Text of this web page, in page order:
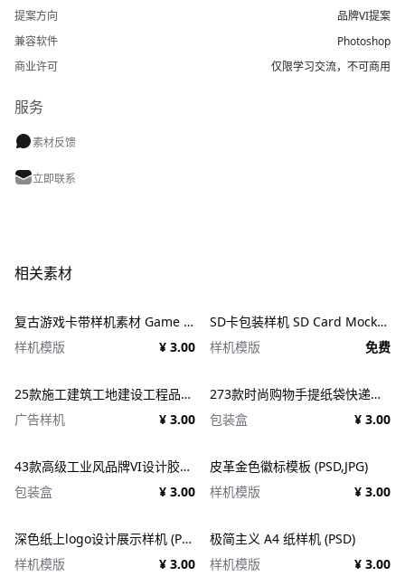
提案方向
品牌VI提案
兼容软件
Photoshop
商业许可
仅限学习交流，不可商用
服务
素材反馈
立即联系
相关素材
复古游戏卡带样机素材 Game Cartridge Mockup Bundle Retro
样机模版
¥ 3.00
SD卡包装样机 SD Card Mockup
样机模版
免费
25款施工建筑工地建设工程品牌VI应用设计ps样机素材展示效果图 25x Construction Mockup Bundle Vol.02
广告样机
¥ 3.00
273款时尚购物手提纸袋快递气泡塑料袋纸箱设计贴图PSD样机 Printhouse Mockups Bundle v.1
包装盒
¥ 3.00
43款高级工业风品牌VI设计胶带包装纸盒名片信纸信封展示效果图PSD样机 Duct tape &#038; Box mockups
包装盒
¥ 3.00
皮革金色徽标模板 (PSD,JPG)
样机模版
¥ 3.00
深色纸上logo设计展示样机 (PSD)
样机模版
¥ 3.00
极简主义 A4 纸样机 (PSD)
样机模版
¥ 3.00